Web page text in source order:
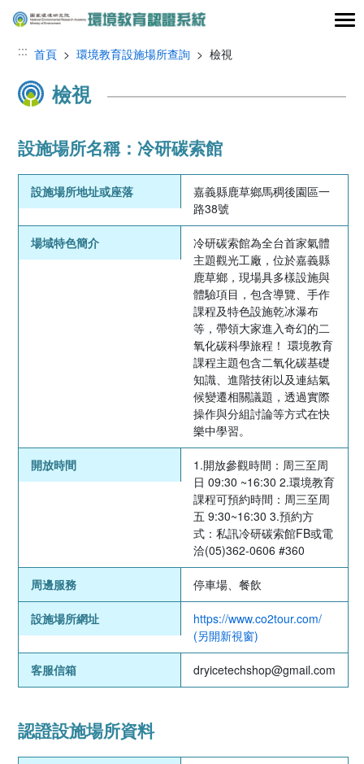
跳到主要內容區塊
::: 首頁 >環境教育設施場所查詢 > 檢視
檢視
設施場所名稱：冷研碳索館
設施場所地址或座落
嘉義縣鹿草鄉馬稠後園區一
路38號
場域特色簡介
冷研碳索館為全台首家氣體
主題觀光工廠，位於嘉義縣
鹿草鄉，現場具多樣設施與
體驗項目，包含導覽、手作
課程及特色設施乾冰瀑布
等，帶領大家進入奇幻的二
氧化碳科學旅程！ 環境教育
課程主題包含二氧化碳基礎
知識、進階技術以及連結氣
候變遷相關議題，透過實際
操作與分組討論等方式在快
樂中學習。
開放時間
1.開放參觀時間：周三至周
日 09:30 ~16:30 2.環境教育
課程可預約時間：周三至周
五 9:30~16:30 3.預約方
式：私訊冷研碳索館FB或電
洽(05)362-0606 #360
周邊服務 停車場、餐飲
設施場所網址
https://www.co2tour.com/
(另開新視窗)
客服信箱 dryicetechshop@gmail.com
認證設施場所資料